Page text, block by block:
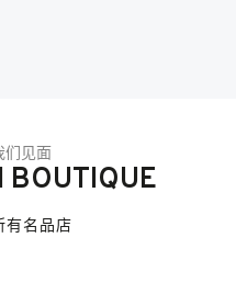
们见面
BOUTIQUE
有名品店